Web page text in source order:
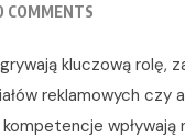
COMMENTS
kluczową rolę,
reklamowych czy